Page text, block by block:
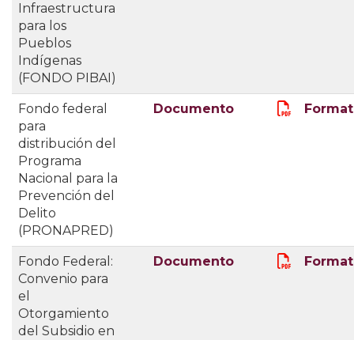
Infraestructura
para los
Pueblos
Indígenas
(FONDO PIBAI)
Fondo federal
para
distribución del
Programa
Nacional para la
Prevención del
Delito
(PRONAPRED)
Documento
Fondo Federal:
Convenio para
el
Otorgamiento
del Subsidio en
Documento